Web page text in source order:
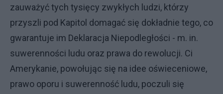
zauważyć tych tysięcy zwykłych ludzi, którzy
przyszli pod Kapitol domagać się dokładnie tego, co
gwarantuje im Deklaracja Niepodległości - m. in.
suwerenności ludu oraz prawa do rewolucji. Ci
Amerykanie, powołując się na idee oświeceniowe,
prawo oporu i suwerenność ludu, poczuli się